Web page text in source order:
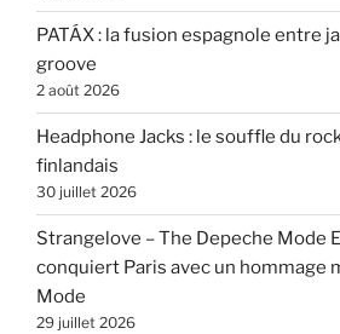
PATÁX : la fusion espagnole entre
groove
2 août 2026
Headphone Jacks : le souffle du
finlandais
30 juillet 2026
Strangelove – The Depeche Mode
conquiert Paris avec un hommage
Mode
29 juillet 2026